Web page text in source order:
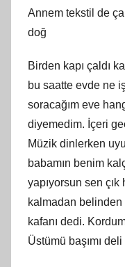
Annem tekstil de
doğ
Birden kapı çaldı
bu saatte evde ne
soracağım eve
diyemedim. İçeri
Müzik dinlerken
babamın benim
yapıyorsun sen
kalmadan belinden
kafanı dedi.
Üstümü başımı